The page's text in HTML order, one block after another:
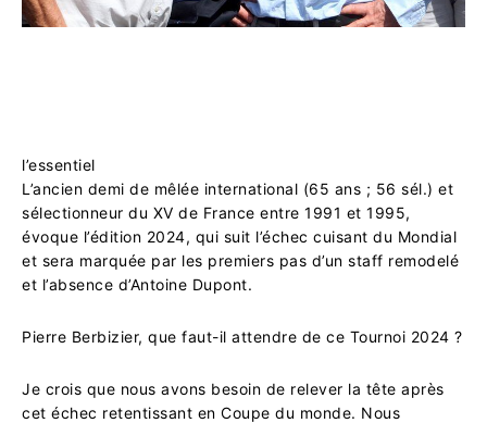
l’essentiel
L’ancien demi de mêlée international (65 ans ; 56 sél.) et
sélectionneur du XV de France entre 1991 et 1995,
évoque l’édition 2024, qui suit l’échec cuisant du Mondial
et sera marquée par les premiers pas d’un staff remodelé
et l’absence d’Antoine Dupont.
Pierre Berbizier, que faut-il attendre de ce Tournoi 2024 ?
Je crois que nous avons besoin de relever la tête après
cet échec retentissant en Coupe du monde. Nous